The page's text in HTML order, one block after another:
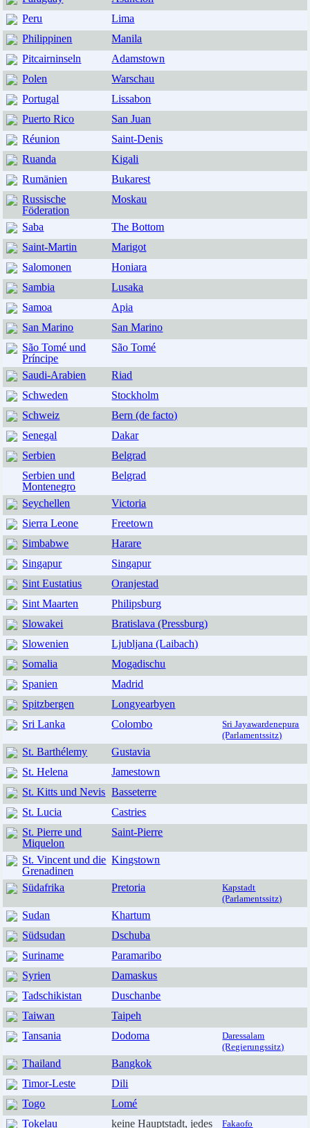
Peru
Lima
Philippinen
Manila
Pitcairninseln
Adamstown
Polen
Warschau
Portugal
Lissabon
Puerto Rico
San Juan
Réunion
Saint-Denis
Ruanda
Kigali
Rumänien
Bukarest
Russische
Föderation
Moskau
Saba
The Bottom
Saint-Martin
Marigot
Salomonen
Honiara
Sambia
Lusaka
Samoa
Apia
San Marino
San Marino
São Tomé und
Príncipe
São Tomé
Saudi-Arabien
Riad
Schweden
Stockholm
Schweiz
Bern (de facto)
Senegal
Dakar
Serbien
Belgrad
Serbien und
Montenegro
Belgrad
Seychellen
Victoria
Sierra Leone
Freetown
Simbabwe
Harare
Singapur
Singapur
Sint Eustatius
Oranjestad
Sint Maarten
Philipsburg
Slowakei
Bratislava (Pressburg)
Slowenien
Ljubljana (Laibach)
Somalia
Mogadischu
Spanien
Madrid
Spitzbergen
Longyearbyen
Sri Lanka
Colombo
Sri Jayawardenepura
(Parlamentssitz)
St. Barthélemy
Gustavia
St. Helena
Jamestown
St. Kitts und Nevis Basseterre
St. Lucia
Castries
St. Pierre und
Miquelon
Saint-Pierre
St. Vincent und die
Grenadinen
Kingstown
Südafrika Pretoria
Kapstadt
(Parlamentssitz)
Sudan
Khartum
Südsudan
Dschuba
Suriname
Paramaribo
Syrien
Damaskus
Tadschikistan
Duschanbe
Taiwan
Taipeh
Tansania
Dodoma
Daressalam
(Regierungssitz)
Thailand
Bangkok
Timor-Leste
Dili
Togo
Lomé
Tokelau
keine Hauptstadt, jedes Fakaofo